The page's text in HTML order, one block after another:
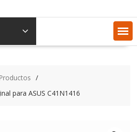
Productos
para ASUS C41N1416